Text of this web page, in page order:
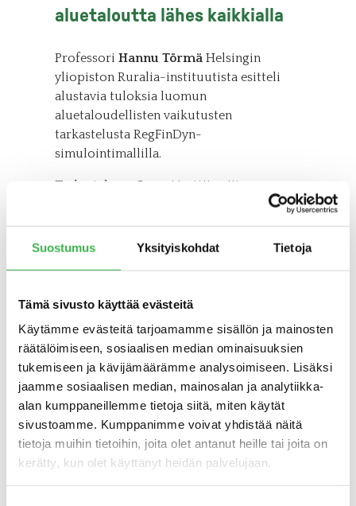
Suostumus Yksityiskohdat Tietoja
Tämä sivusto käyttää evästeitä
Käytämme evästeitä tarjoamamme sisällön ja mainosten
räätälöimiseen, sosiaalisen median ominaisuuksien
tukemiseen ja kävijämäärämme analysoimiseen. Lisäksi
jaamme sosiaalisen median, mainosalan ja analytiikka-
alan kumppaneillemme tietoja siitä, miten käytät
sivustoamme. Kumppanimme voivat yhdistää näitä
tietoja muihin tietoihin, joita olet antanut heille tai joita on
kerätty, kun olet käyttänyt heidän palvelujaan.
aluetaloutta lähes kaikkialla
Professori Hannu TörmäHelsingin
yliopiston Ruralia-instituutista esitteli
alustavia tuloksia luomun
aluetaloudellisten vaikutusten
tarkastelusta RegFinDyn-
simulointimallilla.
Tarkastelussa Suomi jaettiin viiteen
suuralueeseen (etelä, itä, länsi, pohjoinen ja
Ahvenanmaa) ja katsottiin, mitä tapahtuisi,
jos kuluttajien makutottumukset olisivat
luomuruokaa nykyistä useammin.
kasvua tuotteesta riippuen.
– Alustavien tulosten mukaan luomulla
olisi myönteisiä vaikutuksia aluetalouteen
muilla alueilla paitsi Etelä-Suomessa, sillä
etelä kuluttaa enemmän luomua kuin
tuottaa. Etelä-Suomessa pitäisi olla
enemmän luomutuotantoa, jotta tuonnin
kysyntä olisi pienempi, Törmä selvitti.